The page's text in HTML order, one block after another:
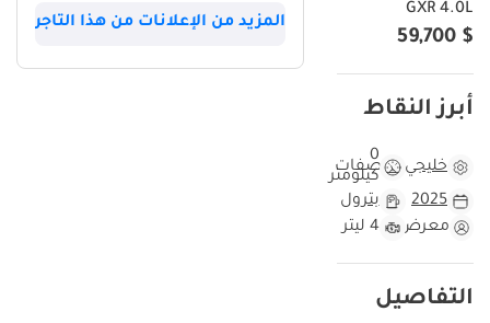
GXR 4.0L
$ 59,700
أبرز النقاط
خليجي مواصفات
0
كيلومتر
2025
بترول
معرض
4 ليتر
التفاصيل
المزيد من الإعلانات من هذا التاجر
الأسود المرغوب، يتمتع هذا الطراز بأعلى قيمة إعادة بيع ممكنة في منطقة
الخليج العربي، حيث تحظى الألوان الداكنة الفاخرة بإقبال كبير من المديرين
سحب طبيعي، والذي يُعرف بطول عمره وسهولة صيانته في الإمارات
الإلكترونيات المتطورة التي قد تتأثر بالحرارة الشديدة. بالنسبة للمشتري
الذي يبحث عن سيارة جديدة تمامًا دون أي مخاوف بشأن انخفاض قيمتها
الفوري، مع دعم إقليمي لا مثيل له، يُعدّ هذا الطراز خيارًا مثاليًا. يمنحك
هذه السيارة مقابل سيارات لاند كروزر الأخرى موديل 2025